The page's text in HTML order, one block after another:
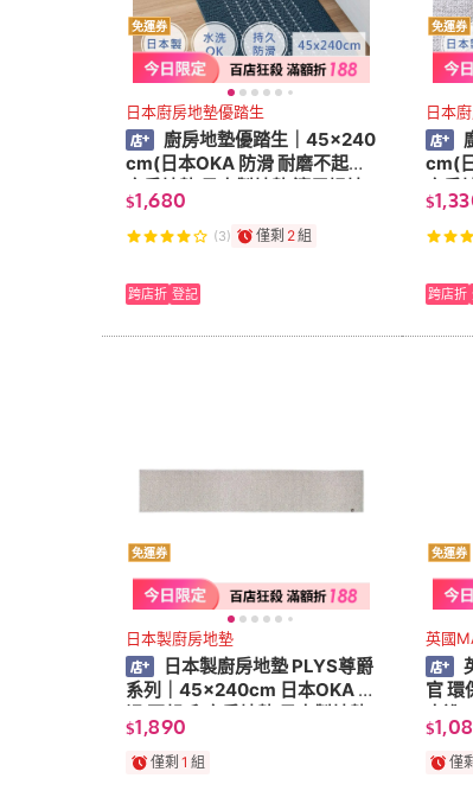
免運券
日本廚房地墊優踏生
廚房地墊優踏生｜45x240
cm(日本OKA 防滑 耐磨不起毛
廚房地墊 日本製地墊 適用掃地
機 可以整件機洗)
$1,680
(3) 僅剩 2組
跨店折 登記
免運券
日本
cm(
廚房
機 可
$
跨店折
免運券
日本製廚房地墊
日本製廚房地墊 PLYS尊爵
系列｜45x240cm 日本OKA 防
滑 不起毛 廚房地墊 日本製地墊
適用掃地機 整件機洗
$1,890
僅剩 1 組
免運券
英國
官 環
本進
可水
$
僅剩